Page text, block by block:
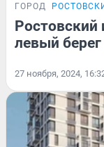
ГОРОД
Ростовский
левый
27 ноября, 2024,